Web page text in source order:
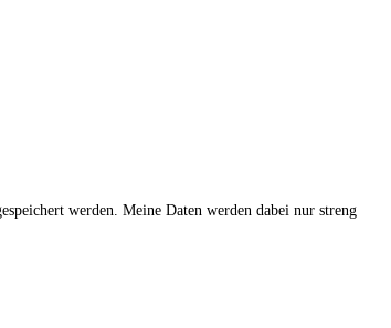
werden. Meine Daten werden dabei nur streng